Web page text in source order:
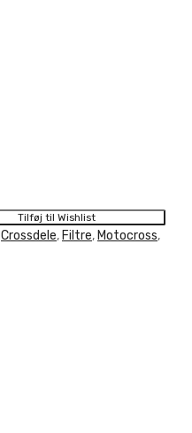
Tilføj til Wishlist
Crossdele, Filtre, Motocross,